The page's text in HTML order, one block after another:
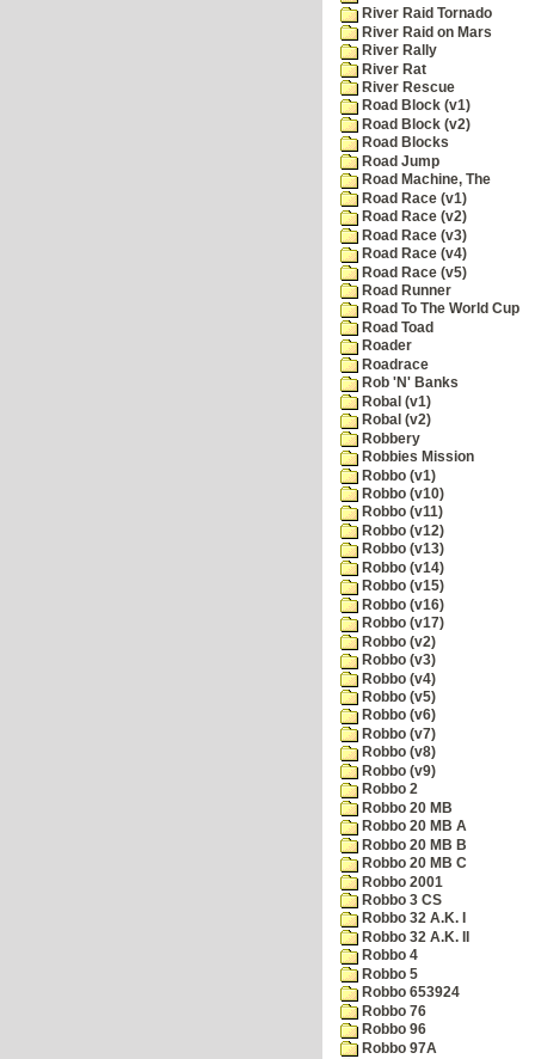
River Raid Tornado
River Raid on Mars
River Rally
River Rat
River Rescue
Road Block (v1)
Road Block (v2)
Road Blocks
Road Jump
Road Machine, The
Road Race (v1)
Road Race (v2)
Road Race (v3)
Road Race (v4)
Road Race (v5)
Road Runner
Road To The World Cup
Road Toad
Roader
Roadrace
Rob 'N' Banks
Robal (v1)
Robal (v2)
Robbery
Robbies Mission
Robbo (v1)
Robbo (v10)
Robbo (v11)
Robbo (v12)
Robbo (v13)
Robbo (v14)
Robbo (v15)
Robbo (v16)
Robbo (v17)
Robbo (v2)
Robbo (v3)
Robbo (v4)
Robbo (v5)
Robbo (v6)
Robbo (v7)
Robbo (v8)
Robbo (v9)
Robbo 2
Robbo 20 MB
Robbo 20 MB A
Robbo 20 MB B
Robbo 20 MB C
Robbo 2001
Robbo 3 CS
Robbo 32 A.K. I
Robbo 32 A.K. II
Robbo 4
Robbo 5
Robbo 653924
Robbo 76
Robbo 96
Robbo 97A